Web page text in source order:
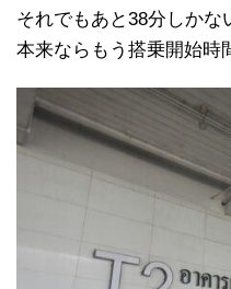
それでもあと38分しかな
本来ならもう搭乗開始時